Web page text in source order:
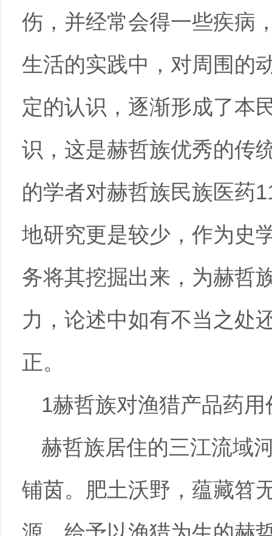
伤，并经常会得一些疾病
生活的实践中，对周围的
定的认识，逐渐形成了本
识，这是赫哲族优秀的传
的学者对赫哲族民族医药
地研究更是较少，作为史
务将其挖掘出来，为赫哲
力，论述中如有不当之处
正。
1赫哲族对渔猎产品药
赫哲族居住的三江流域
铺茵。肥土沃野，蕴藏笤